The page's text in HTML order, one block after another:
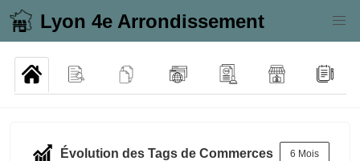
Lyon 4e Arrondissement
Évolution des Tags de Commerces 6 Mois